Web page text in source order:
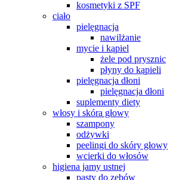
kosmetyki z SPF
ciało
pielęgnacja
nawilżanie
mycie i kąpiel
żele pod prysznic
płyny do kąpieli
pielęgnacja dłoni
pielęgnacja dłoni
suplementy diety
włosy i skóra głowy
szampony
odżywki
peelingi do skóry głowy
wcierki do włosów
higiena jamy ustnej
pasty do zębów